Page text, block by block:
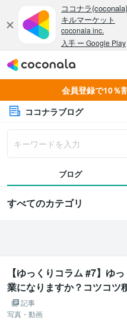
会員登録で10％
ココナラブログ
ブログ
すべてのカテゴリ
【ゆっくりコラム #7】ゆ
業になりますか？コツコツ
「不労所得」に？趣味と実
しい動画ビジネスを！
記事
写真・動画